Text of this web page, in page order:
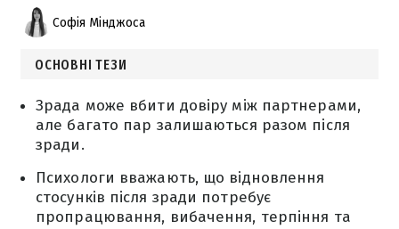
Софія Мінджоса
ОСНОВНІ ТЕЗИ
Зрада може вбити довіру між партнерами,
але багато пар залишаються разом після
зради.
Психологи вважають, що відновлення
стосунків після зради потребує
пропрацювання, вибачення, терпіння та